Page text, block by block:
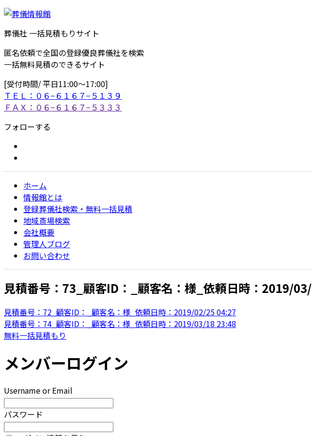
葬儀社 一括見積もりサイト
匿名依頼で全国の登録優良葬儀社を検索
一括無料見積のできるサイト
[受付時間/ 平日11:00〜17:00]
ＴＥＬ：０６−６１６７−５１３９
ＦＡＸ：０６−６１６７−５３３３
フォローする
ホーム
情報館とは
登録葬儀社検索・無料一括見積
地域斎場検索
会社概要
管理人ブログ
お問い合わせ
見積番号：73_顧客ID：_顧客名：様_依頼日時：2019/
見積番号：72_顧客ID：_顧客名：様_依頼日時：2019/02/25 04:27
見積番号：74_顧客ID：_顧客名：様_依頼日時：2019/03/18 23:48
無料一括見積もり
メンバーログイン
Username or Email
パスワード